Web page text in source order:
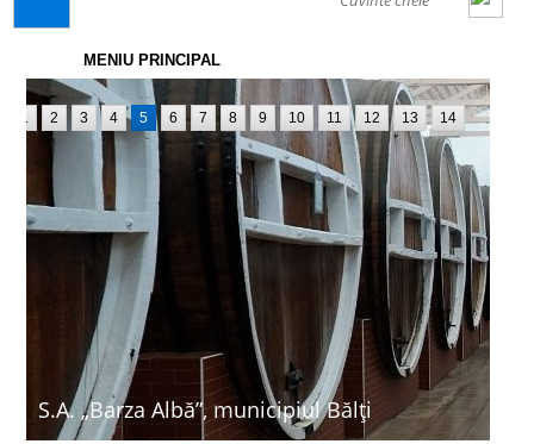
MENIU PRINCIPAL
S.A. „Barza Albă”, municipiul Bălți
1 2 3 4 5 6 7 8 9 10 11 12 13 14